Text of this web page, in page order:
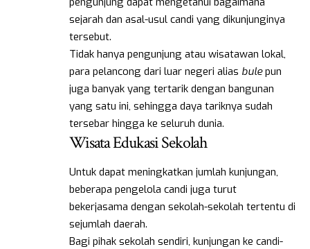
sejarah dan asal-usul candi yang dikunjunginya
tersebut.
Tidak hanya pengunjung atau wisatawan lokal,
para pelancong dari luar negeri alias bulepun
juga banyak yang tertarik dengan bangunan
yang satu ini, sehingga daya tariknya sudah
tersebar hingga ke seluruh dunia.
Wisata Edukasi Sekolah
Untuk dapat meningkatkan jumlah kunjungan,
beberapa pengelola candi juga turut
bekerjasama dengan sekolah-sekolah tertentu di
sejumlah daerah.
Bagi pihak sekolah sendiri, kunjungan ke candi-